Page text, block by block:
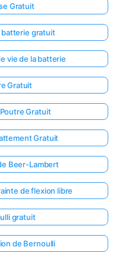
Gratuit
batterie gratuit
vie de la batterie
Gratuit
Gratuit
Gratuit
Beer-Lambert
de flexion libre
gratuit
de Bernoulli